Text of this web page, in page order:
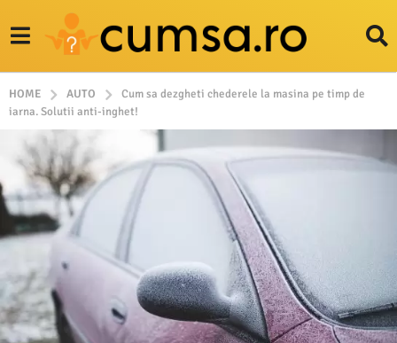
HOME AUTO
Cum sa dezgheti chederele la masina pe timp de
iarna. Solutii anti-inghet!